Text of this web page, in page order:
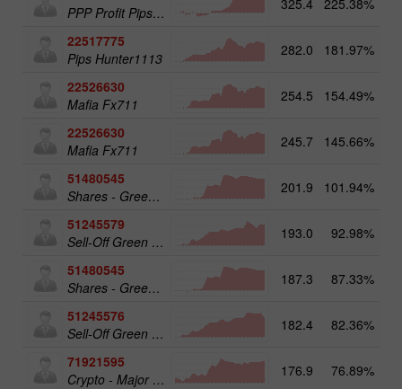
PPP Profit Pips Plus
22517775
Pips Hunter1113
282.0 181.97%
22526630
Mafia Fx711
254.5 154.49%
22526630
Mafia Fx711
245.7 145.66%
51480545
Shares - Green Energy 25
201.9 101.94%
51245579
Sell-Off Green Energy 50
193.0 92.98%
51480545
Shares - Green Energy 25
187.3 87.33%
51245576
Sell-Off Green Energy 25
182.4 82.36%
71921595
Crypto - Major crypto 50
176.9 76.89%